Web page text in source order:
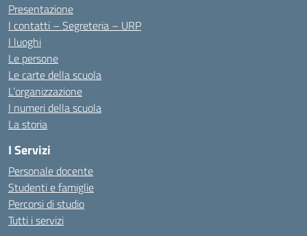
Presentazione
I contatti – Segreteria – URP
I luoghi
Le persone
Le carte della scuola
L’organizzazione
I numeri della scuola
La storia
I Servizi
Personale docente
Studenti e famiglie
Percorsi di studio
Tutti i servizi